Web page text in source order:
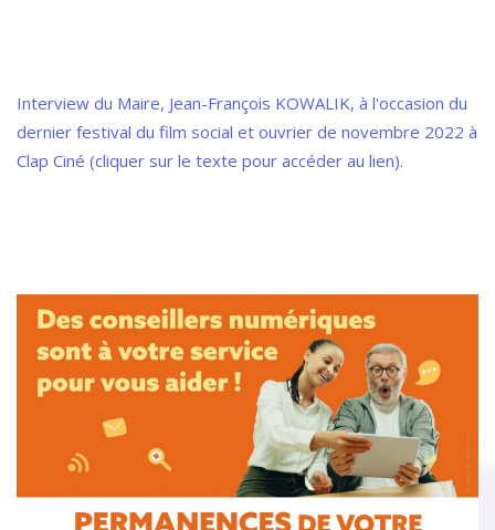
Interview du Maire, Jean-François KOWALIK, à l'occasion du
dernier festival du film social et ouvrier de novembre 2022 à
Clap Ciné (cliquer sur le texte pour accéder au lien).